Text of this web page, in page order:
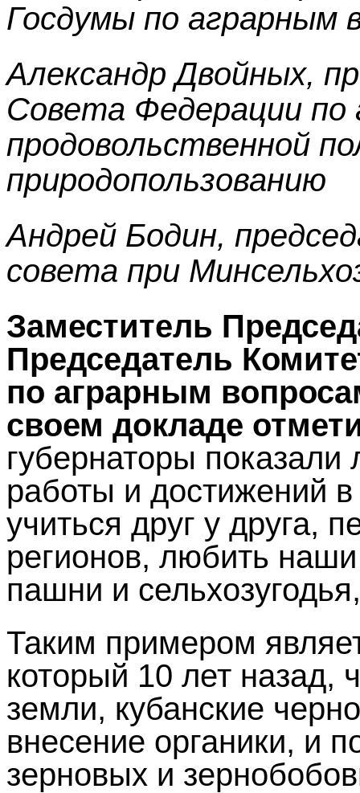
Госдумы по аграрным
Александр Двойных,
Совета Федерации по
продовольственной
природопользованию
Андрей Бодин,
совета при
Заместитель
Председатель
по аграрным
своем докладе
губернаторы
работы и достижений
учиться друг у друга,
регионов, любить
пашни и
Таким примером
который 10 лет назад,
земли, кубанские
внесение органики, и
зерновых и